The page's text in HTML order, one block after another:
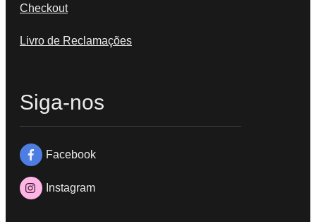
Checkout
Livro de Reclamações
Siga-nos
Facebook
Instagram